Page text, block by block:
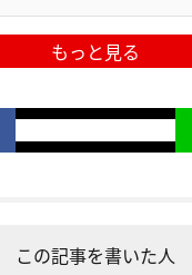
もっと見る
この記事を書いた人